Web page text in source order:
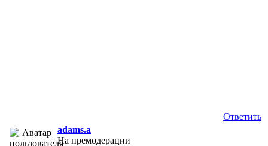
Ответить
adams.a
На премодерации